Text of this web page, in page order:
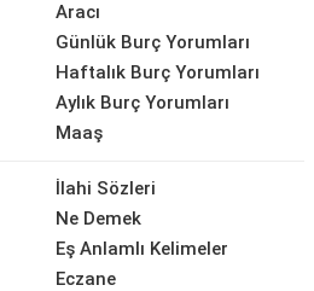
Aracı
Günlük Burç Yorumları
Haftalık Burç Yorumları
Aylık Burç Yorumları
Maaş
İlahi Sözleri
Ne Demek
Eş Anlamlı Kelimeler
Eczane